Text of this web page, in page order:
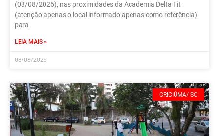
(08/08/2026), nas proximidades da Academia Delta Fit
(atenção apenas o local informado apenas como referência)
para
LEIA MAIS »
08/08/2026
CRICIÚMA/ SC